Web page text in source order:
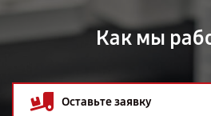
Как мы
Оставьте заявку